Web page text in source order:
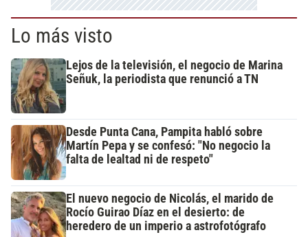
Lo más visto
Lejos de la televisión, el negocio de Marina
Señuk, la periodista que renunció a TN
Desde Punta Cana, Pampita habló sobre
Martín Pepa y se confesó: "No negocio la
falta de lealtad ni de respeto"
El nuevo negocio de Nicolás, el marido de
Rocío Guirao Díaz en el desierto: de
heredero de un imperio a astrofotógrafo